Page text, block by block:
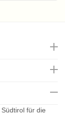
für die